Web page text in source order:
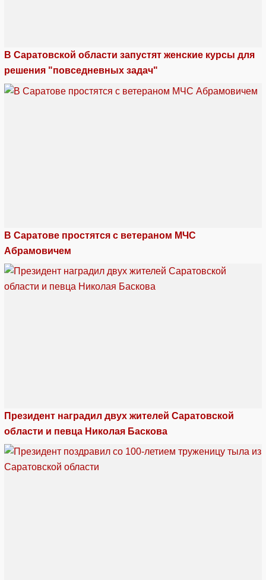
В Саратовской области запустят женские курсы для
решения "повседневных задач"
В Саратове простятся с ветераном МЧС
Абрамовичем
Президент наградил двух жителей Саратовской
области и певца Николая Баскова